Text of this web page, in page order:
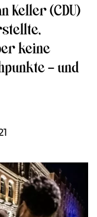
Keller (CDU)
keine
– und